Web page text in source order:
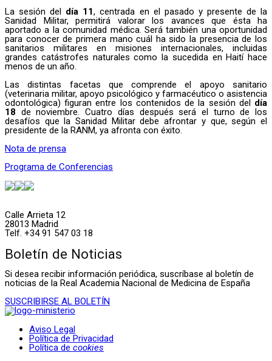
La sesión del día 11, centrada en el pasado y presente de la
Sanidad Militar, permitirá valorar los avances que ésta ha
aportado a la comunidad médica. Será también una oportunidad
para conocer de primera mano cuál ha sido la presencia de los
sanitarios militares en misiones internacionales, incluidas
grandes catástrofes naturales como la sucedida en Haití hace
menos de un año.
Las distintas facetas que comprende el apoyo sanitario
(veterinaria militar, apoyo psicológico y farmacéutico o asistencia
odontológica) figuran entre los contenidos de la sesión del día
18 de noviembre. Cuatro días después será el turno de los
desafíos que la Sanidad Militar debe afrontar y que, según el
presidente de la RANM, ya afronta con éxito.
Nota de prensa
Programa de Conferencias
Calle Arrieta 12
28013 Madrid
Telf. +34 91 547 03 18
Boletín de Noticias
Si desea recibir información periódica, suscríbase al boletín de
noticias de la Real Academia Nacional de Medicina de España
SUSCRIBIRSE AL BOLETÍN
Aviso Legal
Política de Privacidad
Política de cookies